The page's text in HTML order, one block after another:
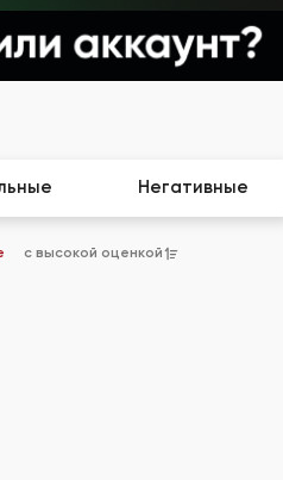
Негативные
с высокой оценкой